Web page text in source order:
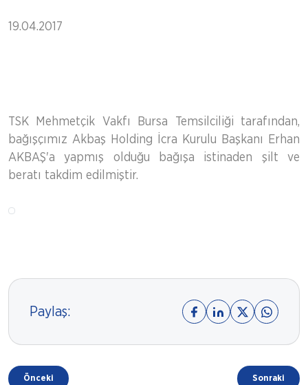
19.04.2017
TSK Mehmetçik Vakfı Bursa Temsilciliği tarafından,
bağışçımız Akbaş Holding İcra Kurulu Başkanı Erhan
AKBAŞ'a yapmış olduğu bağışa istinaden şilt ve
beratı takdim edilmiştir.
Paylaş:
Önceki Sonraki